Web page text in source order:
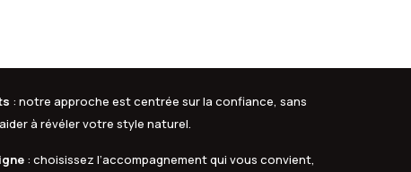
: notre approche est centrée sur la confiance, sans
à révéler votre style naturel.
: choisissez l’accompagnement qui vous convient,